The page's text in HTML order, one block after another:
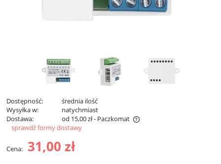
Dostępność:
średnia ilość
Wysyłka w:
natychmiast
Dostawa:
od 15,00 zł- Paczkomat
Cena nie zawiera ewentualnych kosztów płatności
sprawdź formy dostawy
Cena: 31,00 zł